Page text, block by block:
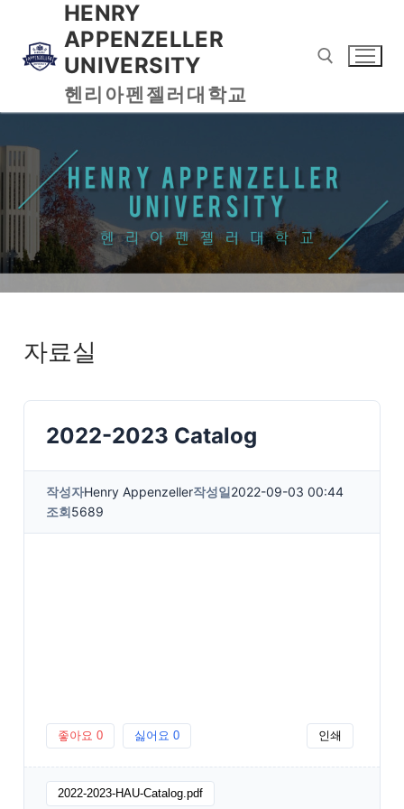
HENRY
APPENZELLER
UNIVERSITY
헨리아펜젤러대학교
자료실
2022-2023 Catalog
작성자Henry Appenzeller작성일2022-09-03 00:44
조회5689
좋아요 0 싫어요 0 인쇄
2022-2023-HAU-Catalog.pdf